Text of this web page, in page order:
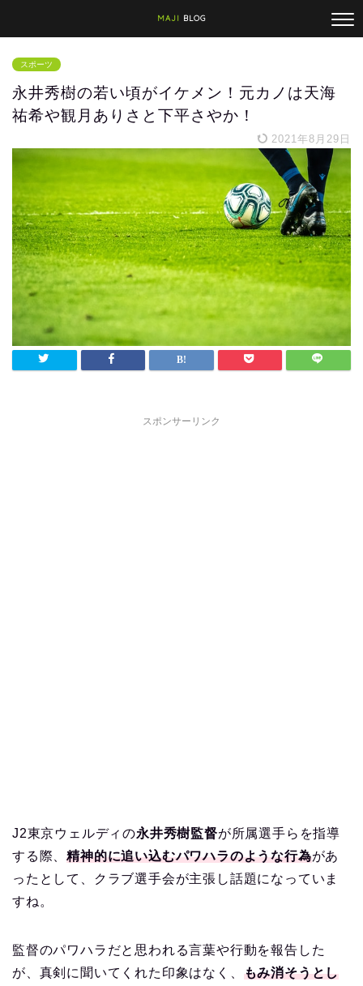
MAJI BLOG
スポーツ
永井秀樹の若い頃がイケメン！元カノは天海
祐希や観月ありさと下平さやか！
2021年8月29日
スポンサーリンク
J2東京ウェルディの永井秀樹監督が所属選手らを指導
する際、精神的に追い込むパワハラのような行為があ
ったとして、クラブ選手会が主張し話題になっていま
すね。
監督のパワハラだと思われる言葉や行動を報告した
が、真剣に聞いてくれた印象はなく、 もみ消そうとし